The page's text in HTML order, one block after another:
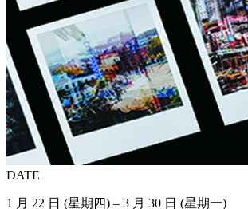
DATE
1 月 22 日 (星期四) – 3 月 30 日 (星期一)